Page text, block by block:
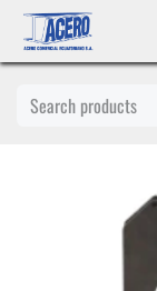
Ir al contenido